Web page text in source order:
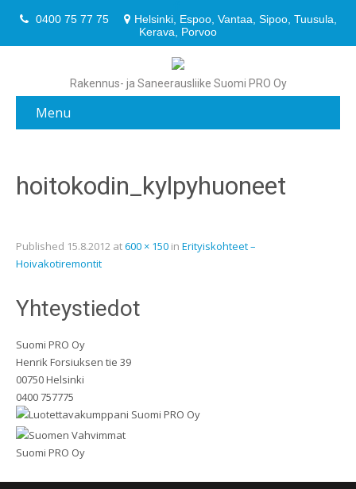
0400 75 77 75
Helsinki, Espoo, Vantaa, Sipoo, Tuusula,
Kerava, Porvoo
Rakennus- ja Saneerausliike Suomi PRO Oy
Menu
hoitokodin_kylpyhuoneet
Published 15.8.2012 at600 × 150 in Erityiskohteet –
Hoivakotiremontit
Yhteystiedot
Suomi PRO Oy
Henrik Forsiuksen tie 39
00750 Helsinki
0400 757775